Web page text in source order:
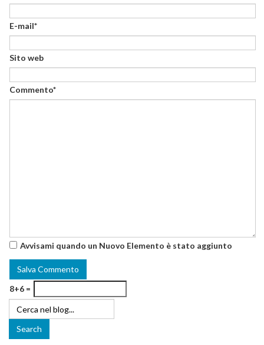
E-mail*
Sito web
Commento*
Avvisami quando un Nuovo Elemento è stato aggiunto
8+6 =